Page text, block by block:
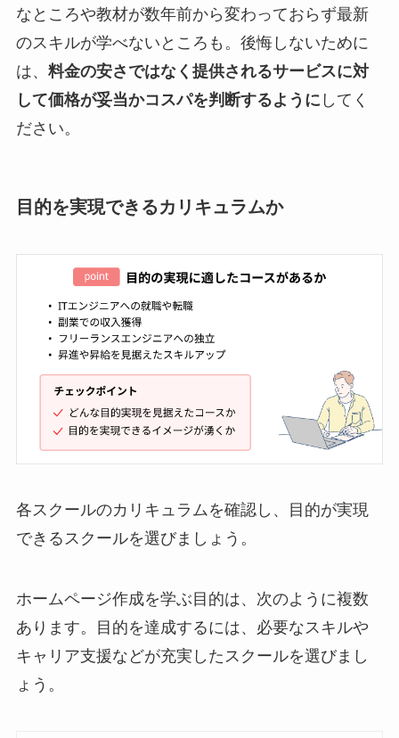
なところや教材が数年前から変わっておらず最新
のスキルが学べないところも。後悔しないために
は、 料金の安さではなく提供されるサービスに対
して価格が妥当かコスパを判断するように してく
ださい。
目的を実現できるカリキュラムか
各スクールのカリキュラムを確認し、目的が実現
できるスクールを選びましょう。
ホームページ作成を学ぶ目的は、次のように複数
あります。目的を達成するには、必要なスキルや
キャリア支援などが充実したスクールを選びまし
ょう。